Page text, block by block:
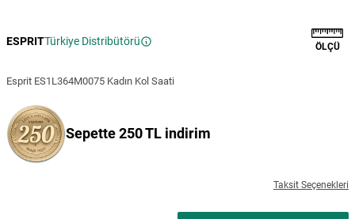
ESPRITTürkiye Distribütörü ÖLÇÜ
Esprit ES1L364M0075 Kadın Kol Saati
Sepette 250 TL indirim
Taksit Seçenekleri